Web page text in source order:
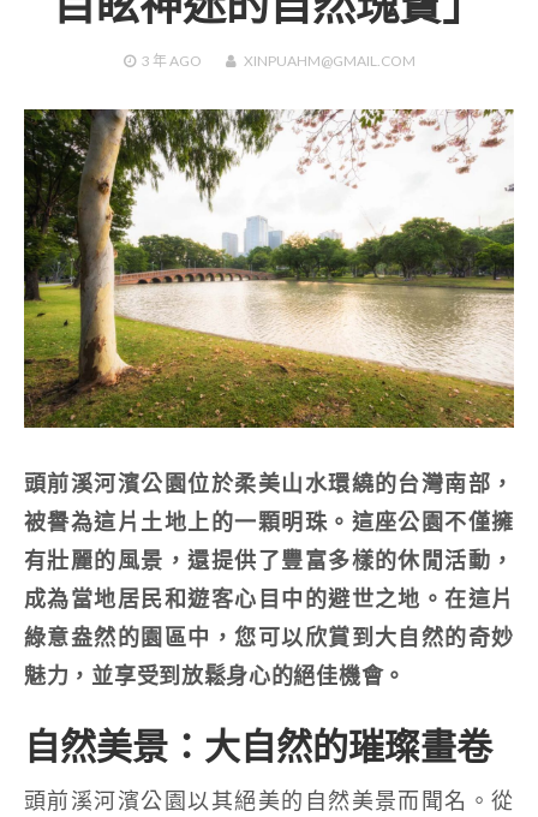
3 年AGO XINPUAHM@GMAIL.COM
頭前溪河濱公園位於柔美山水環繞的台灣南部，
被譽為這片土地上的一顆明珠。這座公園不僅擁
有壯麗的風景，還提供了豐富多樣的休閒活動，
成為當地居民和遊客心目中的避世之地。在這片
綠意盎然的園區中，您可以欣賞到大自然的奇妙
魅力，並享受到放鬆身心的絕佳機會。
自然美景：大自然的璀璨畫卷
頭前溪河濱公園以其絕美的自然美景而聞名。從